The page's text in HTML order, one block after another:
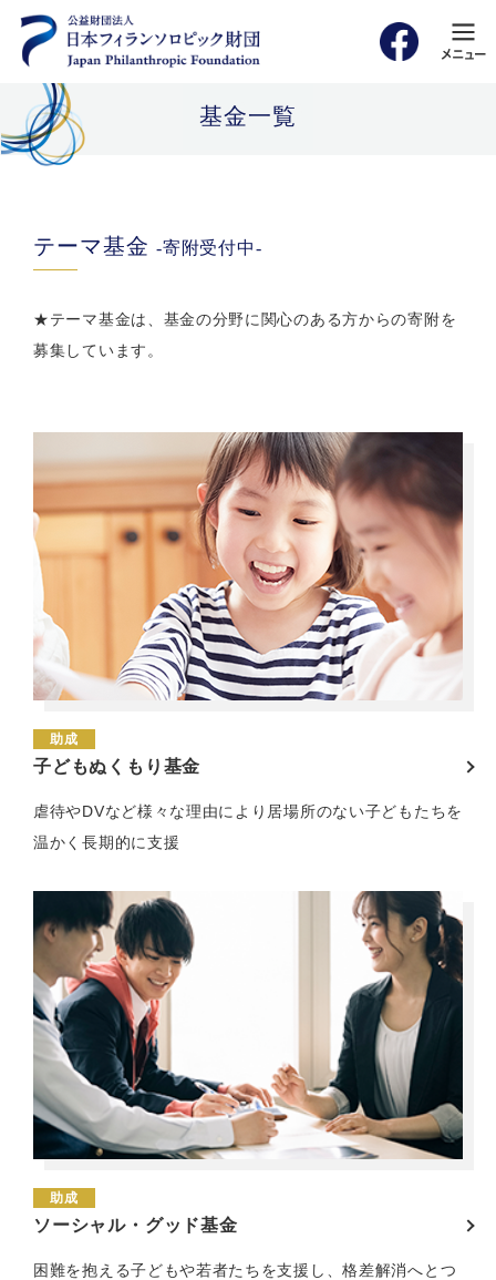
基金一覧
テーマ基金 -寄附受付中-
★テーマ基金は、基金の分野に関心のある方からの寄附を
募集しています。
助成
子どもぬくもり基金
虐待やDVなど様々な理由により居場所のない子どもたちを
温かく長期的に支援
助成
ソーシャル・グッド基金
困難を抱える子どもや若者たちを支援し、格差解消へとつ